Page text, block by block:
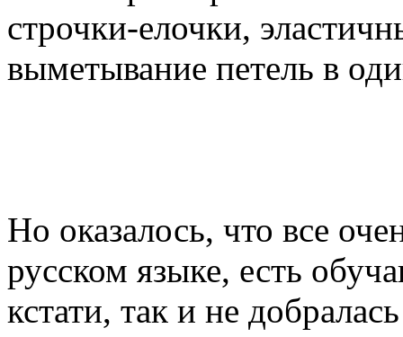
строчки-елочки,
выметывание петель в
Но оказалось, что все
русском языке, есть
кстати, так и не